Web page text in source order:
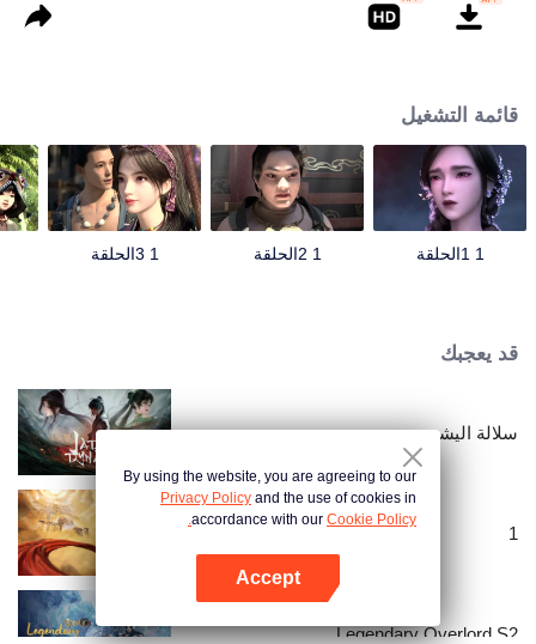
قائمة التشغيل
1 1الحلقة 1 2الحلقة 1 3الحلقة
قد يعجبك
سلالة اليشم
1
Legendary Overlord S2
By using the website, you are agreeing to our
Privacy Policy and the use of cookies in
accordance with our Cookie Policy.
Accept